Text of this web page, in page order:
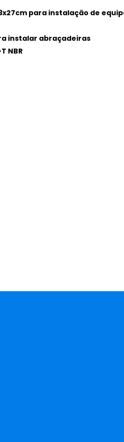
para instalação de
instalar abraçadeiras
NBR